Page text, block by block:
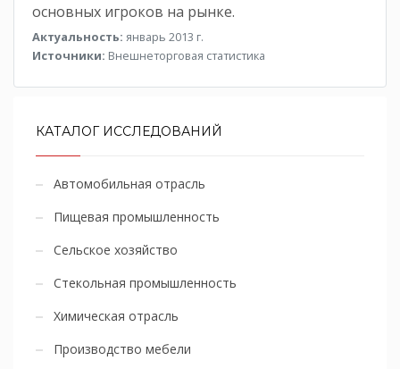
основных игроков на рынке.
Актуальность: январь 2013 г.
Источники: Внешнеторговая статистика
КАТАЛОГ ИССЛЕДОВАНИЙ
Автомобильная отрасль
Пищевая промышленность
Сельское хозяйство
Стекольная промышленность
Химическая отрасль
Производство мебели